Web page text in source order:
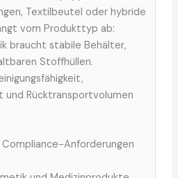
Textilbeutel oder hybride
vom Produkttyp ab:
braucht stabile Behälter,
Stoffhüllen.
und Rücktransportvolumen
Anforderungen